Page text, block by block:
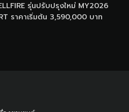
รุ่นปรับปรุงใหม่ MY2026
ราคาเริ่มต้น 3,590,000 บาท